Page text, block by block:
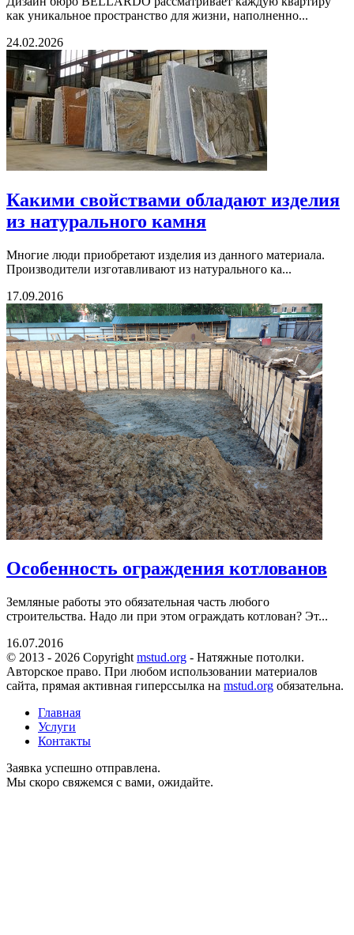
как уникальное пространство для жизни, наполненно...
24.02.2026
Какими свойствами обладают изделия
из натурального камня
Многие люди приобретают изделия из данного материала.
Производители изготавливают из натурального ка...
17.09.2016
Особенность ограждения котлованов
Земляные работы это обязательная часть любого
строительства. Надо ли при этом ограждать котлован? Эт...
16.07.2016
© 2013 - 2026 Copyright mstud.org - Натяжные потолки.
Авторское право. При любом использовании материалов
сайта, прямая активная гиперссылка на mstud.org обязательна.
Главная
Услуги
Контакты
Заявка успешно отправлена.
Мы скоро свяжемся с вами, ожидайте.